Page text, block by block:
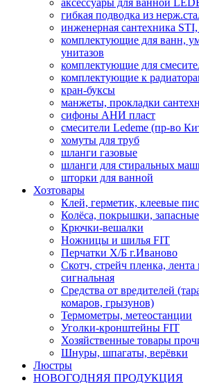
гибкая подводка из
инженерная сантехника
комплектующие для ванн,
унитазов
комплектующие для
комплектующие к
кран-буксы
манжеты, прокладки
сифоны АНИ пласт
смесители Ledeme (пр-во
хомуты для труб
шланги газовые
шланги для стиральных
шторки для ванной
Хозтовары
Клей, герметик, клеевые
Колёса, покрышки,
Крючки-вешалки
Ножницы и шилья FIT
Перчатки Х/Б г.Иваново
Скотч, стрейч пленка, лента
сигнальная
Средства от вредителей
комаров, грызунов)
Термометры, метеостанции
Уголки-кронштейны FIT
Хозяйственные товары
Шнуры, шпагаты, верёвки
Люстры
НОВОГОДНЯЯ ПРОДУКЦИЯ